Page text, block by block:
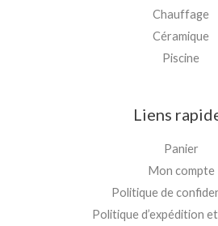
Chauffage
Céramique
Piscine
Liens
Panier
Mon compte
Politique de
Politique d’expédition